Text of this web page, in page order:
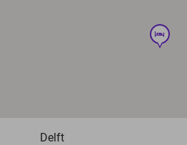
hotel
Delft